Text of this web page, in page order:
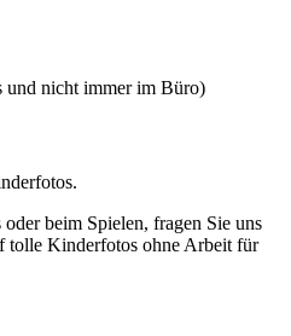
und nicht immer im Büro)
beim Spielen, fragen Sie uns
tolle Kinderfotos ohne Arbeit für